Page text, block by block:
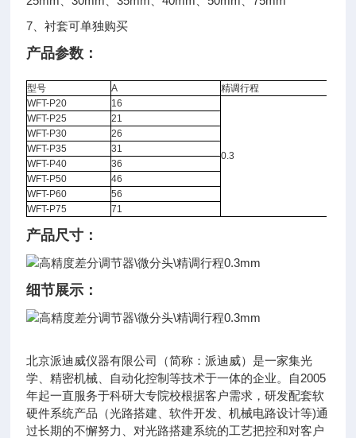
7、衬套可单独购买
产品参数：
型号 A
精调行程
WFT-P20
16
0.3
WFT-P25
21
WFT-P30
26
WFT-P35
31
WFT-P40
36
WFT-P50
46
WFT-P60
56
WFT-P75
71
产品尺寸：
细节展示：
北京派迪威仪器有限公司（简称：派迪威）是一家集光
学、精密机械、自动化控制等技术于一体的企业。自2005
年起一直服务于科研大专院校根据客户需求，研发配套软
硬件系统产品（光路搭建、软件开发、机械电路设计等)通
过长期的不懈努力、对光路搭建系统的工艺把控和对客户